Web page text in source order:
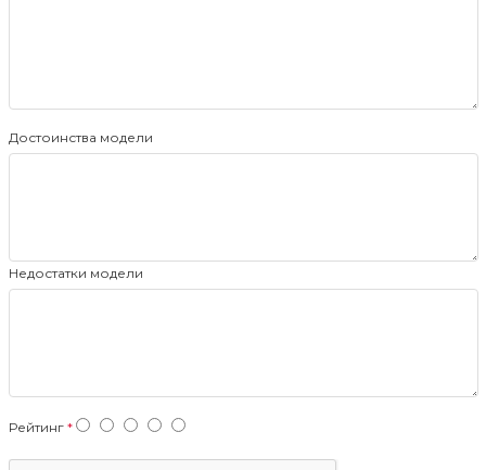
Достоинства модели
Недостатки модели
Рейтинг